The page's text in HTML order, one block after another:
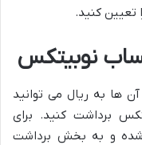
تعیین کنید.
نوبیتکس
ها به ریال می توانید
برداشت کنید. برای
شده و به بخش برداشت